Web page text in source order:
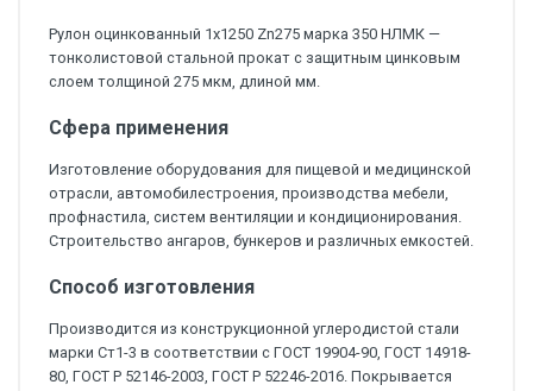
Рулон оцинкованный 1х1250 Zn275 марка 350 НЛМК —
тонколистовой стальной прокат с защитным цинковым
слоем толщиной 275 мкм, длиной мм.
Сфера применения
Изготовление оборудования для пищевой и медицинской
отрасли, автомобилестроения, производства мебели,
профнастила, систем вентиляции и кондиционирования.
Строительство ангаров, бункеров и различных емкостей.
Способ изготовления
Производится из конструкционной углеродистой стали
марки Ст1-3 в соответствии с ГОСТ 19904-90, ГОСТ 14918-
80, ГОСТ Р 52146-2003, ГОСТ Р 52246-2016. Покрывается